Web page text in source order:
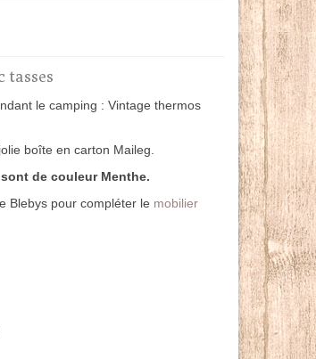
tasses
le camping : Vintage thermos
boîte en carton Maileg.
de couleur Menthe.
Blebys pour compléter le mobilier